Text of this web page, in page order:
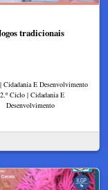
tradicionais
Cidadania E Desenvolvimento
Ciclo | Cidadania E
Desenvolvimento